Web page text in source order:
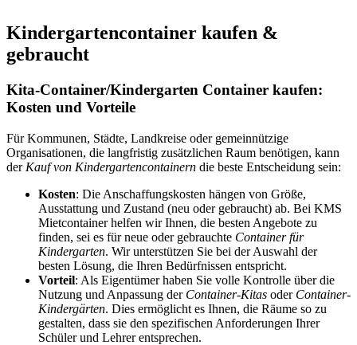
Kindergartencontainer kaufen &
gebraucht
Kita-Container/Kindergarten Container kaufen:
Kosten und Vorteile
Für Kommunen, Städte, Landkreise oder gemeinnützige
Organisationen, die langfristig zusätzlichen Raum benötigen, kann
der Kauf von Kindergartencontainern die beste Entscheidung sein:
Kosten: Die Anschaffungskosten hängen von Größe,
Ausstattung und Zustand (neu oder gebraucht) ab. Bei KMS
Mietcontainer helfen wir Ihnen, die besten Angebote zu
finden, sei es für neue oder gebrauchte Container für
Kindergarten. Wir unterstützen Sie bei der Auswahl der
besten Lösung, die Ihren Bedürfnissen entspricht.
Vorteil: Als Eigentümer haben Sie volle Kontrolle über die
Nutzung und Anpassung der Container-Kitas oder Container-
Kindergärten. Dies ermöglicht es Ihnen, die Räume so zu
gestalten, dass sie den spezifischen Anforderungen Ihrer
Schüler und Lehrer entsprechen.